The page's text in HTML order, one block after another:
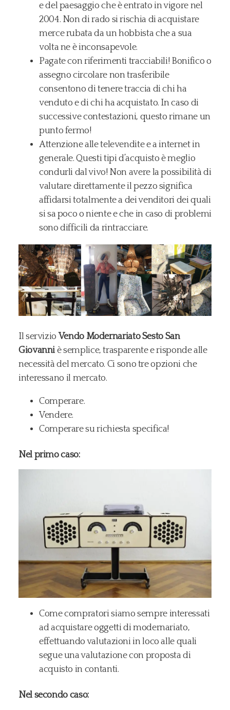
e del paesaggio che è entrato in vigore nel
2004. Non di rado si rischia di acquistare
merce rubata da un hobbista che a sua
volta ne è inconsapevole.
Pagate con riferimenti tracciabili! Bonifico o
assegno circolare non trasferibile
consentono di tenere traccia di chi ha
venduto e di chi ha acquistato. In caso di
successive contestazioni, questo rimane un
punto fermo!
Attenzione alle televendite e a internet in
generale. Questi tipi d’acquisto è meglio
condurli dal vivo! Non avere la possibilità di
valutare direttamente il pezzo significa
affidarsi totalmente a dei venditori dei quali
si sa poco o niente e che in caso di problemi
sono difficili da rintracciare.
Il servizioVendo Modernariato Sesto San
Giovanniè semplice, trasparente e risponde alle
necessità del mercato. Ci sono tre opzioni che
interessano il mercato.
Comperare.
Vendere.
Comperare su richiesta specifica!
Nel primo caso:
Come compratori siamo sempre interessati
ad acquistare oggetti di modernariato,
effettuando valutazioni in loco alle quali
segue una valutazione con proposta di
acquisto in contanti.
Nel secondo caso: